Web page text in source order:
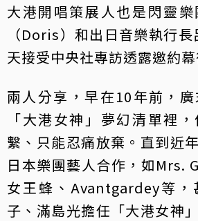
大港開唱策展人也是閃靈
（Doris）和出日音樂執行
天接受中央社專訪透露邀約幕
兩人分享，早在10年前，
「大港女神」夢幻清單裡
繫、只能忍痛放棄。直到近
日本樂團藝人合作，如Mrs.
女王蜂、Avantgardey等，
子、滿島光擔任「大港女神